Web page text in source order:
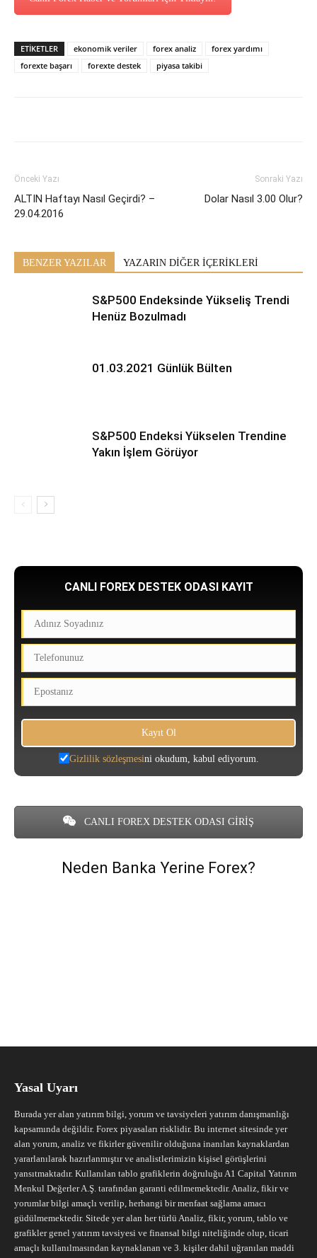
ETİKETLER ekonomik veriler forex analiz
forex yardımı
forexte başarı
forexte destek piyasa takibi
Önceki Yazı
ALTIN Haftayı Nasıl Geçirdi? –
29.04.2016
Sonraki Yazı
Dolar Nasıl 3.00 Olur?
BENZER YAZILAR YAZARIN DİĞER İÇERİKLERİ
S&P500 Endeksinde Yükseliş Trendi
Henüz Bozulmadı
01.03.2021 Günlük Bülten
S&P500 Endeksi Yükselen Trendine
Yakın İşlem Görüyor
CANLI FOREX DESTEK ODASI KAYIT
Gizlilik sözleşmesini okudum, kabul ediyorum.
CANLI FOREX DESTEK ODASI GİRİŞ
Neden Banka Yerine Forex?
Yasal Uyarı
Burada yer alan yatırım bilgi, yorum ve tavsiyeleri yatırım danışmanlığı
kapsamında değildir. Forex piyasaları risklidir. Bu internet sitesinde yer
alan yorum, analiz ve fikirler güvenilir olduğuna inanılan kaynaklardan
yararlanılarak hazırlanmıştır ve analistlerimizin kişisel görüşlerini
yansıtmaktadır. Kullanılan tablo grafiklerin doğruluğu A1 Capital Yatırım
Menkul Değerler A.Ş. tarafından garanti edilmemektedir. Analiz, fikir ve
yorumlar bilgi amaçlı verilip, herhangi bir menfaat sağlama amacı
güdülmemektedir. Sitede yer alan her türlü Analiz, fikir, yorum, tablo ve
grafikler genel yatırım tavsiyesi ve finansal bilgi niteliğinde olup, ticari
amaçlı kullanılmasından kaynaklanan ve 3. kişiler dahil uğranılan maddi